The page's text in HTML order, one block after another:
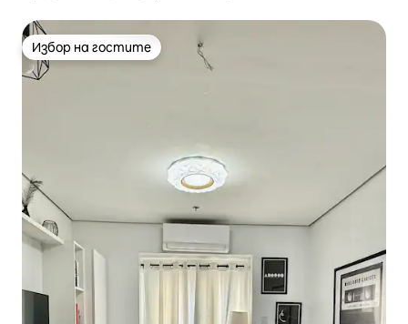
Избор на гостите
Избор на гостите